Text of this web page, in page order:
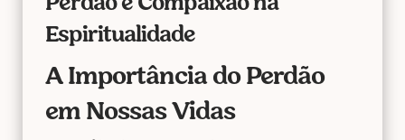
Espiritualidade
A Importância do Perdão
em Nossas Vidas